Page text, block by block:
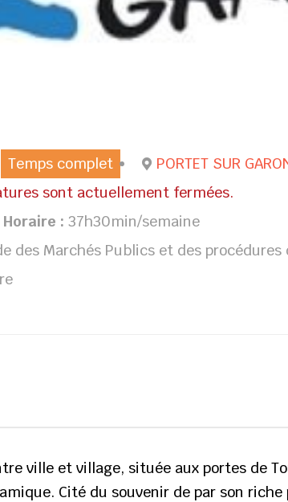
Temps complet
PORTET SUR
sont actuellement fermées.
Horaire :37h30min/semaine
des Marchés Publics et des
ville et village, située aux portes de
Cité du souvenir de par son